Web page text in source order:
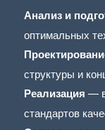
Анализ и
оптимальных
структуры и
Реализация —
стандартов